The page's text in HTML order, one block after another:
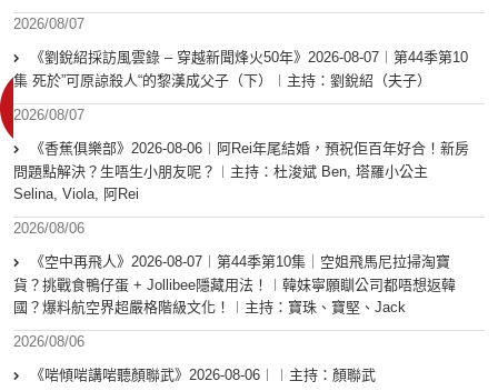
2026/08/07
《劉銳紹採訪風雲錄 – 穿越新聞烽火50年》2026-08-07︱第44季第10
集 死於”可原諒殺人“的黎漢成父子（下）︱主持：劉銳紹（夫子）
2026/08/07
《香蕉俱樂部》2026-08-06︱阿Rei年尾結婚，預祝佢百年好合！新房
問題點解決？生唔生小朋友呢？︱主持：杜浚斌 Ben, 塔羅小公主
Selina, Viola, 阿Rei
2026/08/06
《空中再飛人》2026-08-07︱第44季第10集｜空姐飛馬尼拉掃淘寶
貨？挑戰食鴨仔蛋 + Jollibee隱藏用法！︱韓妹寧願瞓公司都唔想返韓
國？爆料航空界超嚴格階級文化！︱主持：寶珠、寶堅、Jack
2026/08/06
《啱傾啱講啱聽顏聯武》2026-08-06︱︱主持：顏聯武